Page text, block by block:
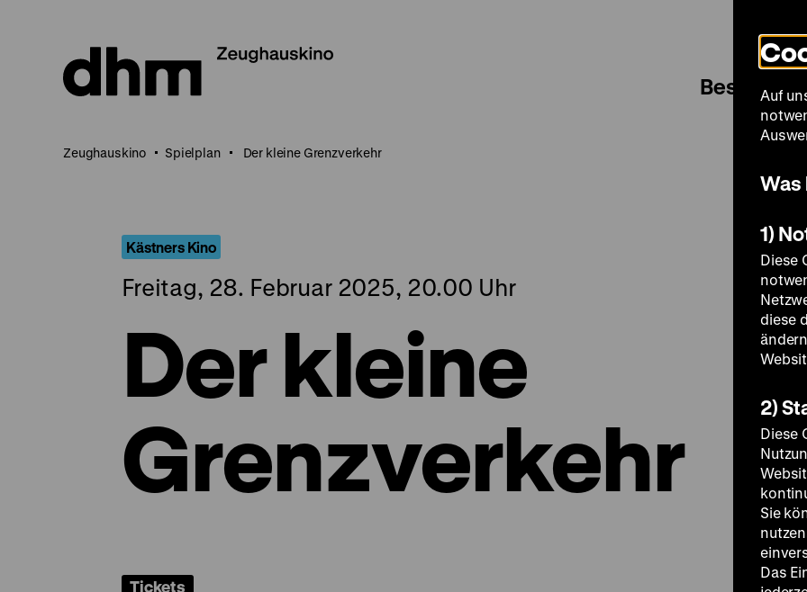
Seiteninhalt
springen
Besuch
Zeughauskino Spielplan Der kleine Grenzverkehr
Kästners Kino
Freitag, 28. Februar 2025, 20.00 Uhr
Der kleine
Grenzverkehr
Tickets
Auf
Was
1)
Diese
diese
2)
Diese
Sie
Das